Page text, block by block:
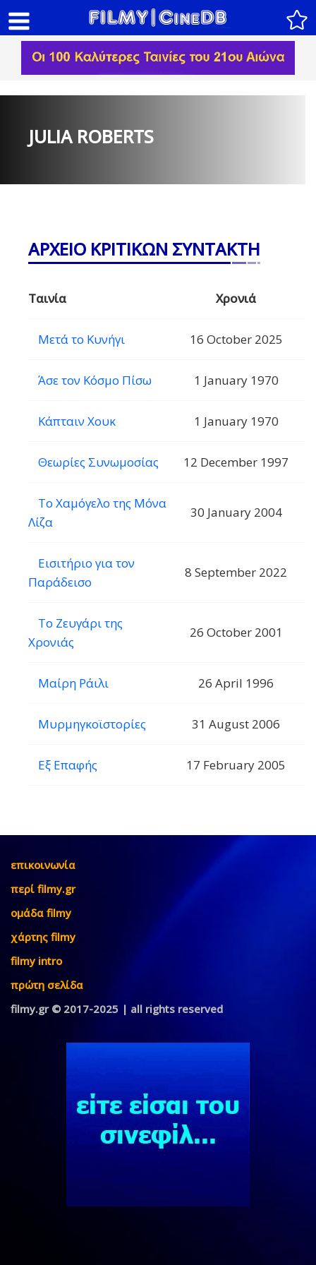
JULIA ROBERTS
ΑΡΧΕΙΟ ΚΡΙΤΙΚΩΝ ΣΥΝΤΑΚΤΗ
Ταινία Χρονιά
Μετά το Κυνήγι 16 October 2025
Άσε τον Κόσμο Πίσω 1 January 1970
Κάπταιν Χουκ 1 January 1970
Θεωρίες Συνωμοσίας 12 December 1997
Το Χαμόγελο της Μόνα
Λίζα
30 January 2004
Εισιτήριο για τον
Παράδεισο
8 September 2022
Το Ζευγάρι της
Χρονιάς
26 October 2001
Μαίρη Ράιλι 26 April 1996
Μυρμηγκοϊστορίες 31 August 2006
Εξ Επαφής 17 February 2005
επικοινωνία
περί filmy.gr
ομάδα filmy
χάρτης filmy
filmy intro
πρώτη σελίδα
filmy.gr © 2017-2025 | all rights reserved